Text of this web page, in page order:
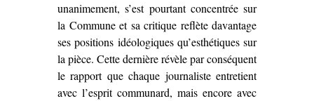
unanimement, s’est pourtant concentrée sur
la Commune et sa critique reflète davantage
ses positions idéologiques qu’esthétiques sur
la pièce. Cette dernière révèle par conséquent
le rapport que chaque journaliste entretient
avec l’esprit communard, mais encore avec